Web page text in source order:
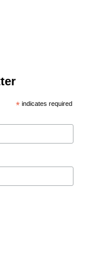
* indicates required